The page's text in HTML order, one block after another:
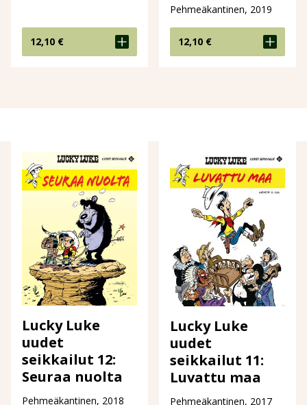
12,10 €
Pehmeäkantinen, 2019
12,10 €
Lucky Luke
uudet
seikkailut 12:
Seuraa nuolta
Pehmeäkantinen, 2018
Lucky Luke
uudet
seikkailut 11:
Luvattu maa
Pehmeäkantinen, 2017